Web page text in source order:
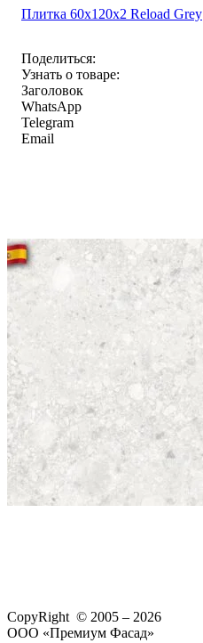
Плитка 60x120x2 Reload Grey
Поделиться:
Узнать о товаре:
Заголовок
WhatsApp
Telegram
Email
CopyRight © 2005 – 2026
ООО «Премиум Фасад»